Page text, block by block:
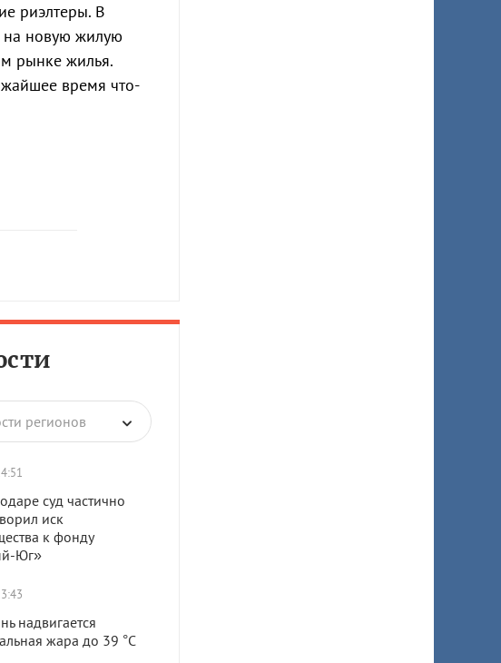
риэлтеры. В
на новую жилую
рынке жилья.
время что-
регионов
суд частично
иск
к фонду
Юг»
надвигается
жара до 39 °C